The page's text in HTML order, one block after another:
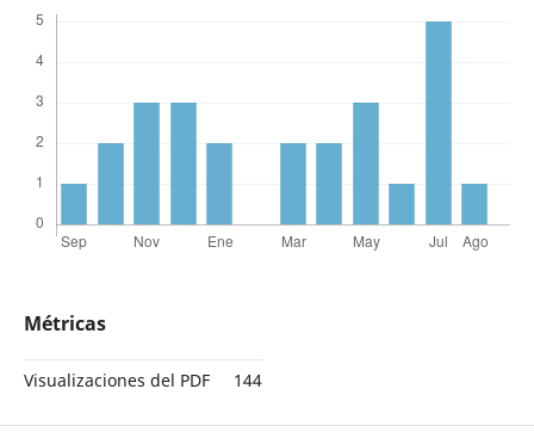
Métricas
Visualizaciones del PDF 144